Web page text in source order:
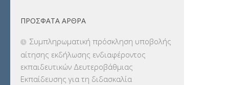
ΕΚΔΡΟΜΕΣ(7.354)
ΕΚΠΑΙΔΕΥΤΙΚΑ ΘΕΜΑΤΑ (2.824)
ΕΠΑΛ(366)
ΠΡΌΣΦΑΤΑ ΆΡΘΡΑ
Συμπληρωματική πρόσκληση υποβολής
αίτησης εκδήλωσης ενδιαφέροντος
εκπαιδευτικών Δευτεροβάθμιας
Εκπαίδευσης για τη διδασκαλία